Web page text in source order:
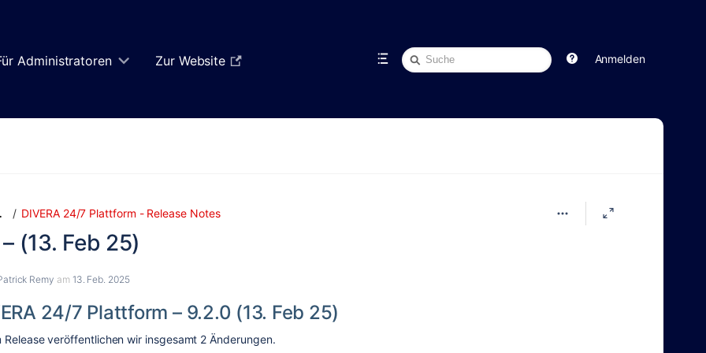
Administratoren Zur Website Anmelden
Schnellsuche
DIVERA 24/7 Plattform - Release Notes
(13. Feb 25)
Remy am 13. Feb. 2025
24/7 Plattform – 9.2.0 (13. Feb 25)
Release veröffentlichen wir insgesamt 2 Änderungen.